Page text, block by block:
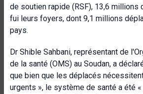
de soutien rapide (RSF), 13,6 millions
fui leurs foyers, dont 9,1 millions
pays.
Dr Shible Sahbani, représentant de
de la santé (OMS) au Soudan, a
que bien que les déplacés
urgents », le système de santé a été